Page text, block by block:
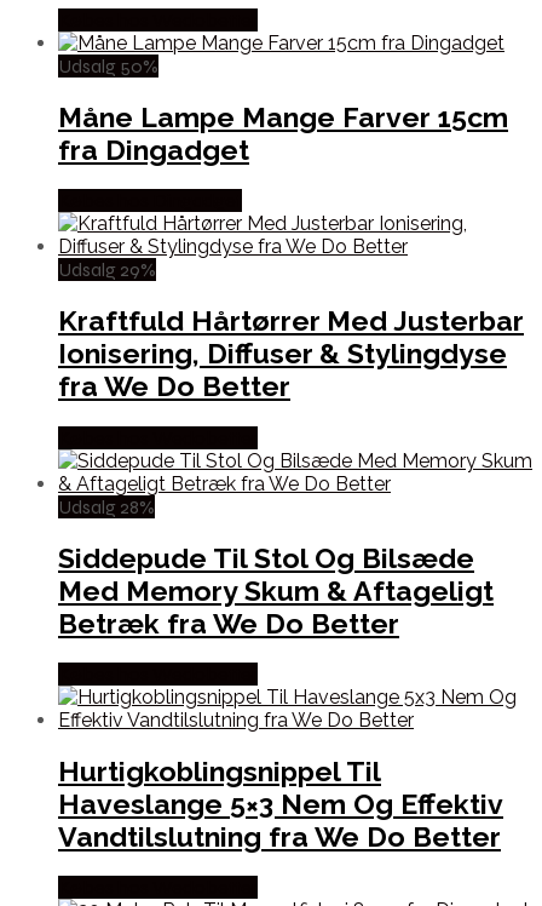
Udsalg 50%
Måne Lampe Mange Farver 15cm
fra Dingadget
Udsalg 29%
Kraftfuld Hårtørrer Med Justerbar
Ionisering, Diffuser & Stylingdyse
fra We Do Better
Udsalg 28%
Siddepude Til Stol Og Bilsæde
Med Memory Skum & Aftageligt
Betræk fra We Do Better
Hurtigkoblingsnippel Til
Haveslange 5×3 Nem Og Effektiv
Vandtilslutning fra We Do Better